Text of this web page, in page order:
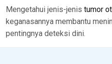
Mengetahui jenis-jenis tumor
keganasannya membantu
pentingnya deteksi dini.